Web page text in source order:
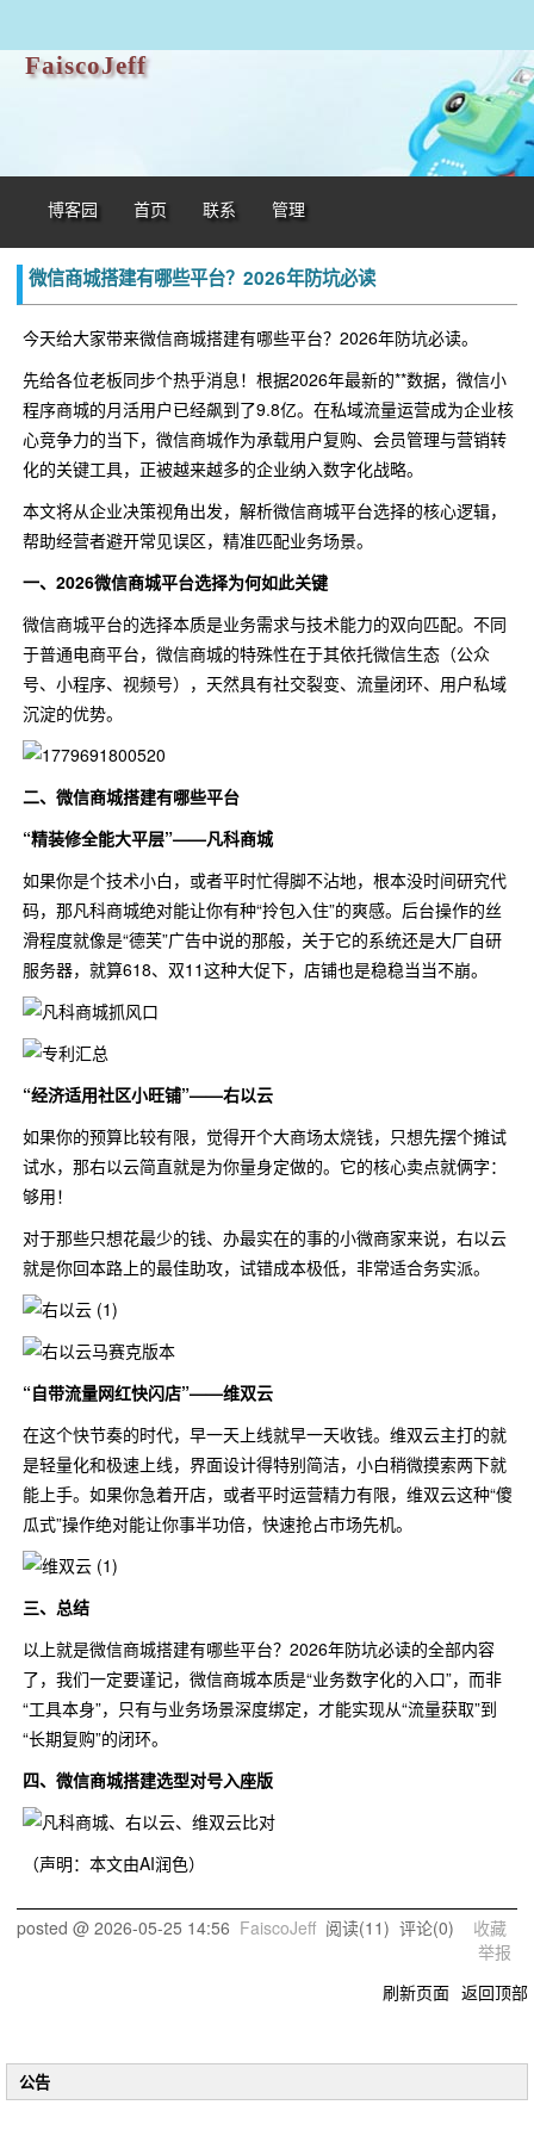
FaiscoJeff
博客园 首页 联系 管理
微信商城搭建有哪些平台？2026年防坑必读
今天给大家带来微信商城搭建有哪些平台？2026年防坑必读。
先给各位老板同步个热乎消息！根据2026年最新的**数据，微信小
程序商城的月活用户已经飙到了9.8亿。在私域流量运营成为企业核
心竞争力的当下，微信商城作为承载用户复购、会员管理与营销转
化的关键工具，正被越来越多的企业纳入数字化战略。
本文将从企业决策视角出发，解析微信商城平台选择的核心逻辑，
帮助经营者避开常见误区，精准匹配业务场景。
一、2026微信商城平台选择为何如此关键
微信商城平台的选择本质是业务需求与技术能力的双向匹配。不同
于普通电商平台，微信商城的特殊性在于其依托微信生态（公众
号、小程序、视频号），天然具有社交裂变、流量闭环、用户私域
沉淀的优势。
二、微信商城搭建有哪些平台
“精装修全能大平层”——凡科商城
如果你是个技术小白，或者平时忙得脚不沾地，根本没时间研究代
码，那凡科商城绝对能让你有种“拎包入住”的爽感。后台操作的丝
滑程度就像是“德芙”广告中说的那般，关于它的系统还是大厂自研
服务器，就算618、双11这种大促下，店铺也是稳稳当当不崩。
“经济适用社区小旺铺”——右以云
如果你的预算比较有限，觉得开个大商场太烧钱，只想先摆个摊试
试水，那右以云简直就是为你量身定做的。它的核心卖点就俩字：
够用！
对于那些只想花最少的钱、办最实在的事的小微商家来说，右以云
就是你回本路上的最佳助攻，试错成本极低，非常适合务实派。
“自带流量网红快闪店”——维双云
在这个快节奏的时代，早一天上线就早一天收钱。维双云主打的就
是轻量化和极速上线，界面设计得特别简洁，小白稍微摸索两下就
能上手。如果你急着开店，或者平时运营精力有限，维双云这种“傻
瓜式”操作绝对能让你事半功倍，快速抢占市场先机。
三、总结
以上就是微信商城搭建有哪些平台？2026年防坑必读的全部内容
了，我们一定要谨记，微信商城本质是“业务数字化的入口”，而非
“工具本身”，只有与业务场景深度绑定，才能实现从“流量获取”到
“长期复购”的闭环。
四、微信商城搭建选型对号入座版
（声明：本文由AI润色）
posted @ 2026-05-25 14:56 FaiscoJeff 阅读(11) 评论(0) 收藏
举报
刷新页面 返回顶部
公告